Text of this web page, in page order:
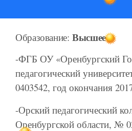
Образование:Высшее
-ФГБ ОУ «Оренбургский
педагогический
0403542, год окончания
-Орский педагогический
Оренбургской области, №